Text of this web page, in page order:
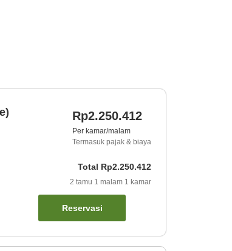
Rp2.250.412
Per kamar/malam
Termasuk pajak & biaya
Total Rp2.250.412
2 tamu 1 malam 1 kamar
Reservasi